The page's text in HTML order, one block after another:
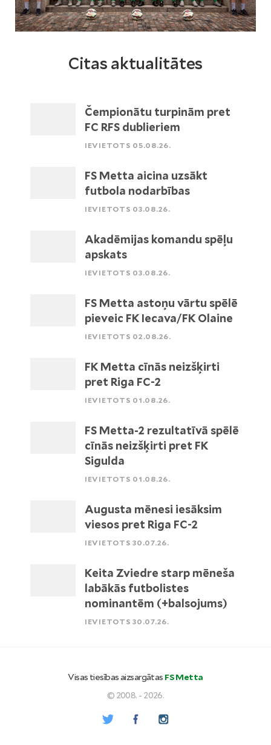
Citas aktualitātes
Čempionātu turpinām pret
FC RFS dublieriem
IEVIETOTS 05.08.26.
FS Metta aicina uzsākt
futbola nodarbības
IEVIETOTS 03.08.26.
Akadēmijas komandu spēļu
apskats
IEVIETOTS 03.08.26.
FS Metta astoņu vārtu spēlē
pieveic FK Iecava/FK Olaine
IEVIETOTS 02.08.26.
FK Metta cīnās neizšķirti
pret Riga FC-2
IEVIETOTS 01.08.26.
FS Metta-2 rezultatīvā spēlē
cīnās neizšķirti pret FK
Sigulda
IEVIETOTS 01.08.26.
Augusta mēnesi iesāksim
viesos pret Riga FC-2
IEVIETOTS 30.07.26.
Keita Zviedre starp mēneša
labākās futbolistes
nominantēm (+balsojums)
IEVIETOTS 30.07.26.
Visas tiesības aizsargātas FS Metta
© 2008. - 2026.